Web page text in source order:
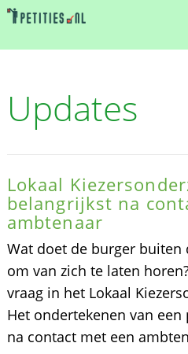
Updates
Lokaal
belangrijkst na
ambtenaar
Wat doet de burger buiten
om van zich te laten
vraag in het Lokaal
Het ondertekenen van
na contact met een